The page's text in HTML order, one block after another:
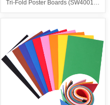
Tri-Fold Poster Boards (SW4001/SW4002/SW4003 )